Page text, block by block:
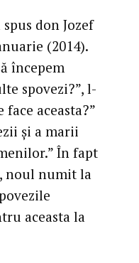
don Jozef
(2014).
începem
spovezi?”, l-
aceasta?”
şi a marii
În fapt
noul numit la
aceasta la